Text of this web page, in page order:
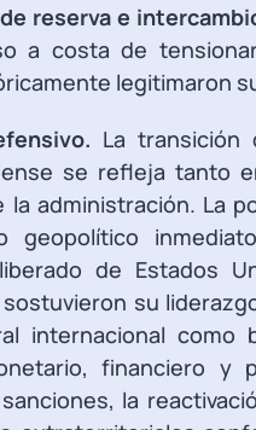
reserva e
a costa de
legitimaron
La transición
se refleja tanto
administración. La
de Estados
su
internacional como
financiero y
la